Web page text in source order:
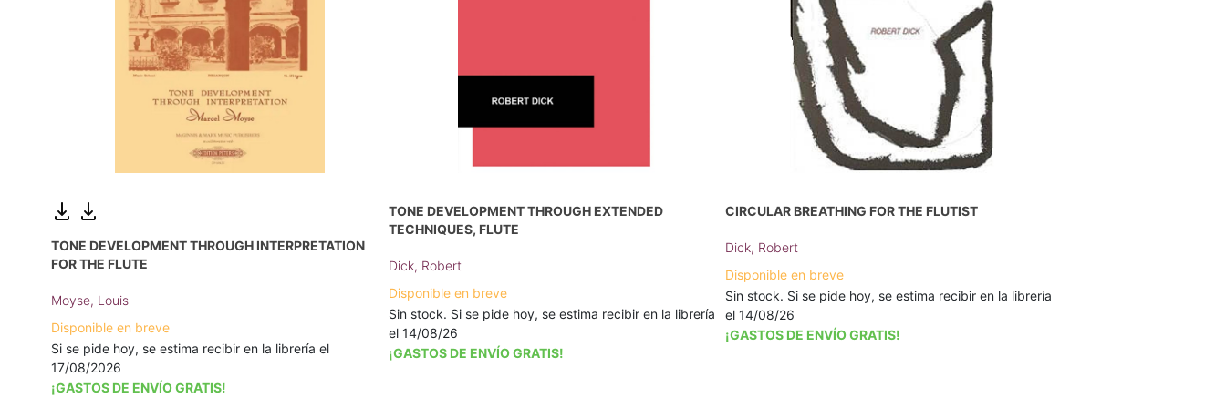
TONE DEVELOPMENT THROUGH INTERPRETATION
FOR THE FLUTE
Moyse, Louis
Disponible en breve
Si se pide hoy, se estima recibir en la librería el
17/08/2026
¡GASTOS DE ENVÍO GRATIS!
TONE DEVELOPMENT THROUGH EXTENDED
TECHNIQUES, FLUTE
Dick, Robert
Disponible en breve
Sin stock. Si se pide hoy, se estima recibir en la librería
el 14/08/26
¡GASTOS DE ENVÍO GRATIS!
CIRCULAR BREATHING FOR THE FLUTIST
Dick, Robert
Disponible en breve
Sin stock. Si se pide hoy, se estima recibir en la librería
el 14/08/26
¡GASTOS DE ENVÍO GRATIS!